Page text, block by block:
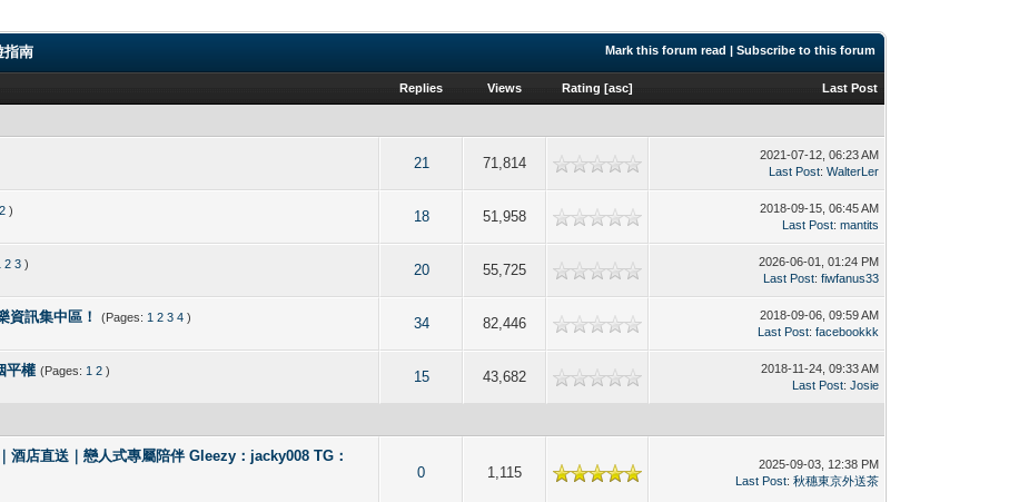
Mark this forum read |Subscribe to this forum
指南
Replies Views Rating [asc] Last Post
21 71,814
5 in Average
2021-07-12, 06:23 AM
Last Post:WalterLer
2 )
18 51,958
5 in Average
12
2018-09-15, 06:45 AM
Last Post:mantits
2 3 )
20 55,725
5 in Average
123
2026-06-01, 01:24 PM
Last Post:fiwfanus33
資訊集中區！ (Pages: 1 2 3 4 )
34 82,446
5 in Average
12345
2018-09-06, 09:59 AM
Last Post:facebookkk
平權 (Pages: 1 2 )
15 43,682
of 5 in Average
1234 5
2018-11-24, 09:33 AM
Last Post:Josie
酒店直送｜戀人式專屬陪伴 Gleezy：jacky008 TG：
0 1,115
2025-09-03, 12:38 PM
Last Post:秋穗東京外送茶